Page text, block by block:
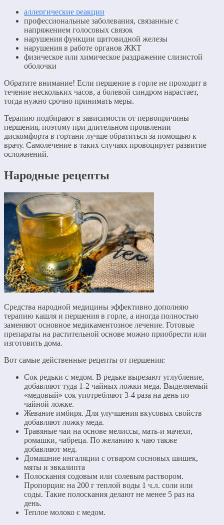
аллергические реакции
профессиональные заболевания, связанные с
напряжением голосовых связок
нарушения функции щитовидной железы
нарушения в работе органов ЖКТ
физическое или химическое раздражение слизистой
оболочки
Обратите внимание! Если першение в горле не проходит в
течение нескольких часов, а болевой синдром нарастает,
тогда нужно срочно принимать меры.
Терапию подбирают в зависимости от первопричины
першения, поэтому при длительном проявлении
дискомфорта в гортани лучше обратиться за помощью к
врачу. Самолечение в таких случаях провоцирует развитие
осложнений.
Народные рецепты
Средства народной медицины эффективно дополняю
терапию кашля и першения в горле, а иногда полностью
заменяют основное медикаментозное лечение. Готовые
препараты на растительной основе можно приобрести или
изготовить дома.
Вот самые действенные рецепты от першения:
Сок редьки с медом. В редьке вырезают углубление,
добавляют туда 1-2 чайных ложки меда. Выделяемый
«медовый» сок употребляют 3-4 раза на день по
чайной ложке.
Жевание имбиря. Для улучшения вкусовых свойств
добавляют ложку меда.
Травяные чаи на основе мелиссы, мать-и мачехи,
ромашки, чабреца. По желанию к чаю также
добавляют мед.
Домашние ингаляции с отваром сосновых шишек,
мяты и эвкалипта
Полоскания содовым или солевым раствором.
Пропорция: на 200 г теплой воды 1 ч.л. соли или
соды. Такие полоскания делают не менее 5 раз на
день.
Теплое молоко с медом.